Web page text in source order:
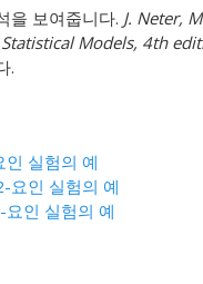
을 보여줍니다. J. Neter,
Models, 4th
.
실험의 예
요인 실험의 예
인 실험의 예